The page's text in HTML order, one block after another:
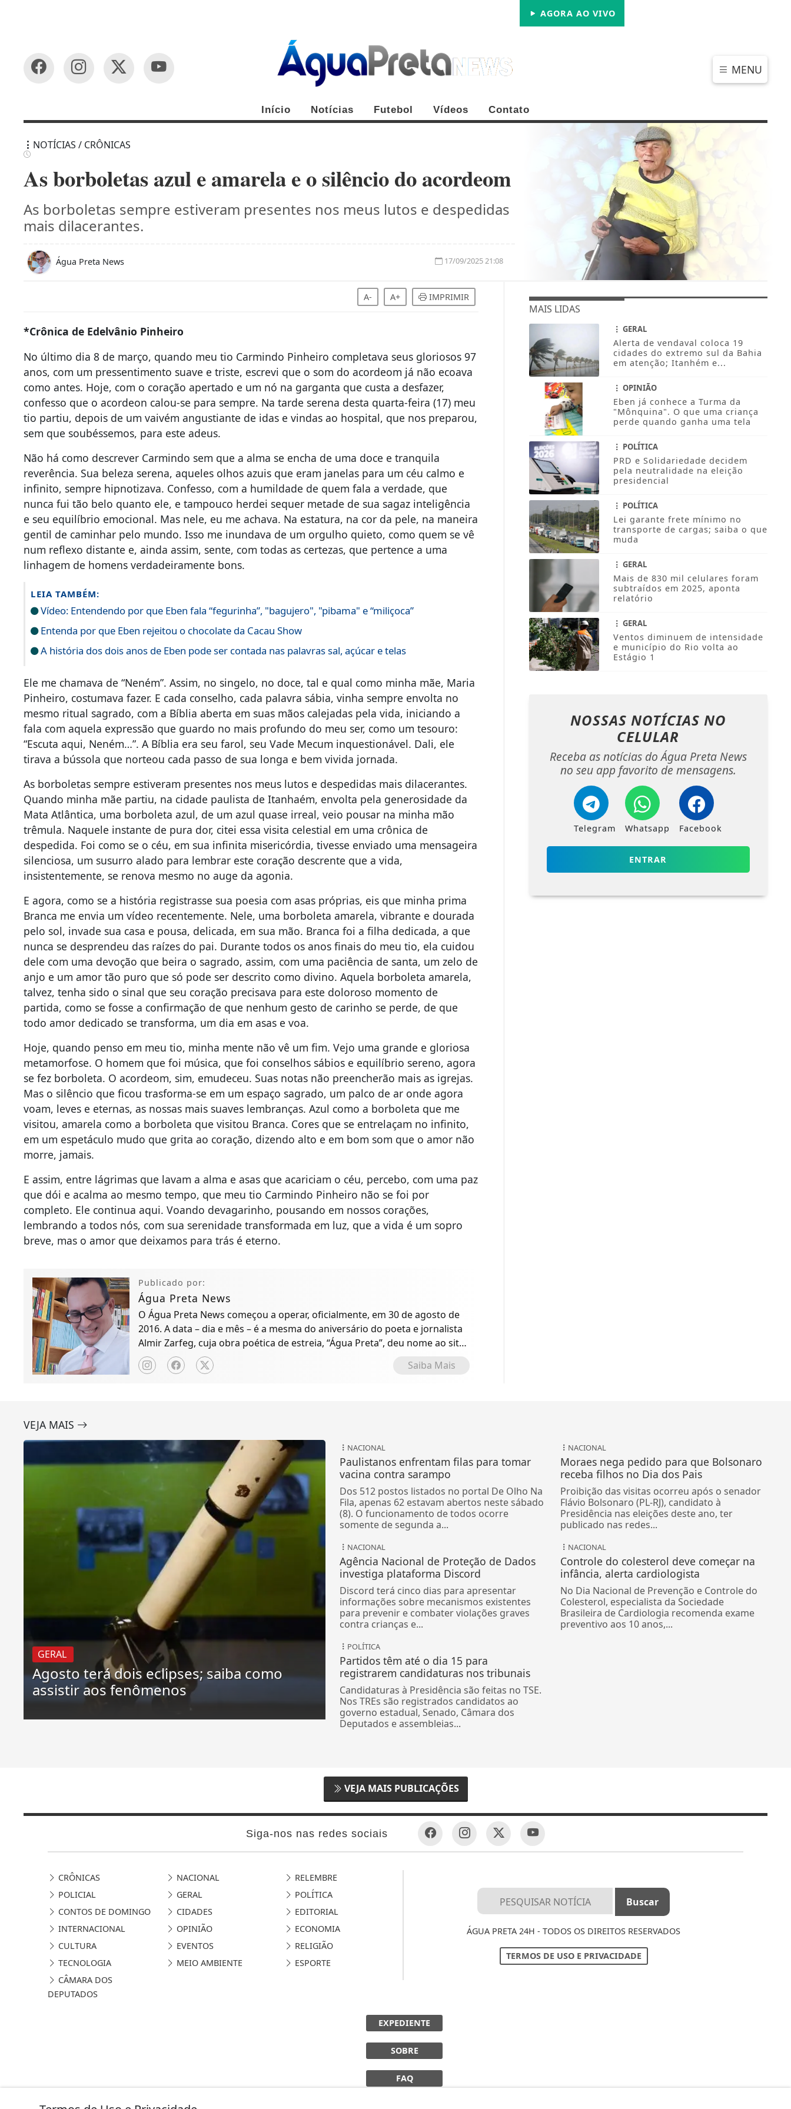
AGORA AO VIVO
MENU
Início Notícias Futebol Vídeos Contato
NOTÍCIAS / CRÔNICAS
As borboletas azul e amarela e o silêncio do acordeom
As borboletas sempre estiveram presentes nos meus lutos e despedidas
mais dilacerantes.
Água Preta News 17/09/2025 21:08
A- A+ IMPRIMIR
*Crônica de Edelvânio Pinheiro
No último dia 8 de março, quando meu tio Carmindo Pinheiro completava seus gloriosos 97
anos, com um pressentimento suave e triste, escrevi que o som do acordeom já não ecoava
como antes. Hoje, com o coração apertado e um nó na garganta que custa a desfazer,
confesso que o acordeon calou-se para sempre. Na tarde serena desta quarta-feira (17) meu
tio partiu, depois de um vaivém angustiante de idas e vindas ao hospital, que nos preparou,
sem que soubéssemos, para este adeus.
Não há como descrever Carmindo sem que a alma se encha de uma doce e tranquila
reverência. Sua beleza serena, aqueles olhos azuis que eram janelas para um céu calmo e
infinito, sempre hipnotizava. Confesso, com a humildade de quem fala a verdade, que
nunca fui tão belo quanto ele, e tampouco herdei sequer metade de sua sagaz inteligência
e seu equilíbrio emocional. Mas nele, eu me achava. Na estatura, na cor da pele, na maneira
gentil de caminhar pelo mundo. Isso me inundava de um orgulho quieto, como quem se vê
num reflexo distante e, ainda assim, sente, com todas as certezas, que pertence a uma
linhagem de homens verdadeiramente bons.
LEIA TAMBÉM:
Vídeo: Entendendo por que Eben fala “fegurinha”, "bagujero", "pibama" e “miliçoca”
Entenda por que Eben rejeitou o chocolate da Cacau Show
A história dos dois anos de Eben pode ser contada nas palavras sal, açúcar e telas
Ele me chamava de “Neném”. Assim, no singelo, no doce, tal e qual como minha mãe, Maria
Pinheiro, costumava fazer. E cada conselho, cada palavra sábia, vinha sempre envolta no
mesmo ritual sagrado, com a Bíblia aberta em suas mãos calejadas pela vida, iniciando a
fala com aquela expressão que guardo no mais profundo do meu ser, como um tesouro:
“Escuta aqui, Neném…”. A Bíblia era seu farol, seu Vade Mecum inquestionável. Dali, ele
tirava a bússola que norteou cada passo de sua longa e bem vivida jornada.
As borboletas sempre estiveram presentes nos meus lutos e despedidas mais dilacerantes.
Quando minha mãe partiu, na cidade paulista de Itanhaém, envolta pela generosidade da
Mata Atlântica, uma borboleta azul, de um azul quase irreal, veio pousar na minha mão
trêmula. Naquele instante de pura dor, citei essa visita celestial em uma crônica de
despedida. Foi como se o céu, em sua infinita misericórdia, tivesse enviado uma mensageira
silenciosa, um susurro alado para lembrar este coração descrente que a vida,
insistentemente, se renova mesmo no auge da agonia.
E agora, como se a história registrasse sua poesia com asas próprias, eis que minha prima
Branca me envia um vídeo recentemente. Nele, uma borboleta amarela, vibrante e dourada
pelo sol, invade sua casa e pousa, delicada, em sua mão. Branca foi a filha dedicada, a que
nunca se desprendeu das raízes do pai. Durante todos os anos finais do meu tio, ela cuidou
dele com uma devoção que beira o sagrado, assim, com uma paciência de santa, um zelo de
anjo e um amor tão puro que só pode ser descrito como divino. Aquela borboleta amarela,
talvez, tenha sido o sinal que seu coração precisava para este doloroso momento de
partida, como se fosse a confirmação de que nenhum gesto de carinho se perde, de que
todo amor dedicado se transforma, um dia em asas e voa.
Hoje, quando penso em meu tio, minha mente não vê um fim. Vejo uma grande e gloriosa
metamorfose. O homem que foi música, que foi conselhos sábios e equilíbrio sereno, agora
se fez borboleta. O acordeom, sim, emudeceu. Suas notas não preencherão mais as igrejas.
Mas o silêncio que ficou trasforma-se em um espaço sagrado, um palco de ar onde agora
voam, leves e eternas, as nossas mais suaves lembranças. Azul como a borboleta que me
visitou, amarela como a borboleta que visitou Branca. Cores que se entrelaçam no infinito,
em um espetáculo mudo que grita ao coração, dizendo alto e em bom som que o amor não
morre, jamais.
E assim, entre lágrimas que lavam a alma e asas que acariciam o céu, percebo, com uma paz
que dói e acalma ao mesmo tempo, que meu tio Carmindo Pinheiro não se foi por
completo. Ele continua aqui. Voando devagarinho, pousando em nossos corações,
lembrando a todos nós, com sua serenidade transformada em luz, que a vida é um sopro
breve, mas o amor que deixamos para trás é eterno.
Publicado por:
Água Preta News
O Água Preta News começou a operar, oficialmente, em 30 de agosto de
2016. A data – dia e mês – é a mesma do aniversário do poeta e jornalista
Almir Zarfeg, cuja obra poética de estreia, “Água Preta”, deu nome ao site
de notícias e entretenimento.
Saiba Mais
MAIS LIDAS
GERAL
Alerta de vendaval coloca 19
cidades do extremo sul da Bahia
em atenção; Itanhém e...
OPINIÃO
Eben já conhece a Turma da
"Mônquina". O que uma criança
perde quando ganha uma tela
POLÍTICA
PRD e Solidariedade decidem
pela neutralidade na eleição
presidencial
POLÍTICA
Lei garante frete mínimo no
transporte de cargas; saiba o que
muda
GERAL
Mais de 830 mil celulares foram
subtraídos em 2025, aponta
relatório
GERAL
Ventos diminuem de intensidade
e município do Rio volta ao
Estágio 1
NOSSAS NOTÍCIAS NO
CELULAR
Receba as notícias do Água Preta News
no seu app favorito de mensagens.
Telegram Whatsapp Facebook
ENTRAR
VEJA MAIS
GERAL
Agosto terá dois eclipses; saiba como
assistir aos fenômenos
NACIONAL
Paulistanos enfrentam filas para tomar
vacina contra sarampo
Dos 512 postos listados no portal De Olho Na
Fila, apenas 62 estavam abertos neste sábado
(8). O funcionamento de todos ocorre
somente de segunda a...
NACIONAL
Moraes nega pedido para que Bolsonaro
receba filhos no Dia dos Pais
Proibição das visitas ocorreu após o senador
Flávio Bolsonaro (PL-RJ), candidato à
Presidência nas eleições deste ano, ter
publicado nas redes...
NACIONAL
Agência Nacional de Proteção de Dados
investiga plataforma Discord
Discord terá cinco dias para apresentar
informações sobre mecanismos existentes
para prevenir e combater violações graves
contra crianças e...
NACIONAL
Controle do colesterol deve começar na
infância, alerta cardiologista
No Dia Nacional de Prevenção e Controle do
Colesterol, especialista da Sociedade
Brasileira de Cardiologia recomenda exame
preventivo aos 10 anos,...
POLÍTICA
Partidos têm até o dia 15 para
registrarem candidaturas nos tribunais
Candidaturas à Presidência são feitas no TSE.
Nos TREs são registrados candidatos ao
governo estadual, Senado, Câmara dos
Deputados e assembleias...
VEJA MAIS PUBLICAÇÕES
Siga-nos nas redes sociais
CRÔNICAS NACIONAL
RELEMBRE
POLICIAL
GERAL
POLÍTICA
CONTOS DE DOMINGO
CIDADES
EDITORIAL
INTERNACIONAL
OPINIÃO
ECONOMIA
CULTURA
EVENTOS
RELIGIÃO
TECNOLOGIA
MEIO AMBIENTE
ESPORTE
CÂMARA DOS
DEPUTADOS
ÁGUA PRETA 24H - TODOS OS DIREITOS RESERVADOS
TERMOS DE USO E PRIVACIDADE
EXPEDIENTE
SOBRE
FAQ